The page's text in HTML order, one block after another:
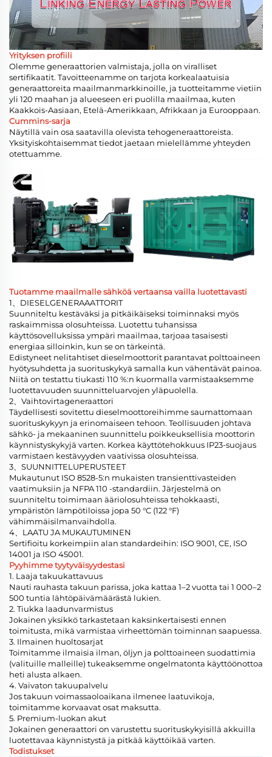
Yrityksen profiili
Olemme generaattorien valmistaja, jolla on viralliset
sertifikaatit. Tavoitteenamme on tarjota korkealaatuisia
generaattoreita maailmanmarkkinoille, ja tuotteitamme vietiin
yli 120 maahan ja alueeseen eri puolilla maailmaa, kuten
Kaakkois-Aasiaan, Etelä-Amerikkaan, Afrikkaan ja Eurooppaan.
Cummins-sarja
Näytillä vain osa saatavilla olevista tehogeneraattoreista.
Yksityiskohtaisemmat tiedot jaetaan mielellämme yhteyden
otettuamme.
Tuotamme maailmalle sähköä vertaansa vailla luotettavasti
1、DIESELGENERAAATTORIT
Suunniteltu kestäväksi ja pitkäikäiseksi toiminnaksi myös
raskaimmissa olosuhteissa. Luotettu tuhansissa
käyttösovelluksissa ympäri maailmaa, tarjoaa tasaisesti
energiaa silloinkin, kun se on tärkeintä.
Edistyneet nelitahtiset dieselmoottorit parantavat polttoaineen
hyötysuhdetta ja suorituskykyä samalla kun vähentävät painoa.
Niitä on testattu tiukasti 110 %:n kuormalla varmistaaksemme
luotettavuuden suunnitteluarvojen yläpuolella.
2、Vaihtovirtageneraattori
Täydellisesti sovitettu dieselmoottoreihimme saumattomaan
suorituskykyyn ja erinomaiseen tehoon. Teollisuuden johtava
sähkö- ja mekaaninen suunnittelu poikkeuksellisia moottorin
käynnistyskykyjä varten. Korkea käyttötehokkuus IP23-suojaus
varmistaen kestävyyden vaativissa olosuhteissa.
3、SUUNNITTELUPERUSTEET
Mukautunut ISO 8528-5:n mukaisten transienttivasteiden
vaatimuksiin ja NFPA 110 -standardiin. Järjestelmä on
suunniteltu toimimaan ääriolosuhteissa tehokkaasti,
ympäristön lämpötiloissa jopa 50 °C (122 °F)
vähimmäisilmanvaihdolla.
4、LAATU JA MUKAUTUMINEN
Sertifioitu korkeimpiin alan standardeihin: ISO 9001, CE, ISO
14001 ja ISO 45001.
Pyyhimme tyytyväisyydestasi
1. Laaja takuukattavuus
Nauti rauhasta takuun parissa, joka kattaa 1–2 vuotta tai 1 000–2
500 tuntia lähtöpäivämäärästä lukien.
2. Tiukka laadunvarmistus
Jokainen yksikkö tarkastetaan kaksinkertaisesti ennen
toimitusta, mikä varmistaa virheettömän toiminnan saapuessa.
3. Ilmainen huoltosarjat
Toimitamme ilmaisia ilman, öljyn ja polttoaineen suodattimia
(valituille malleille) tukeaksemme ongelmatonta käyttöönottoa
heti alusta alkaen.
4. Vaivaton takuupalvelu
Jos takuun voimassaoloaikana ilmenee laatuvikoja,
toimitamme korvaavat osat maksutta.
5. Premium-luokan akut
Jokainen generaattori on varustettu suorituskykyisillä akkuilla
luotettavaa käynnistystä ja pitkää käyttöikää varten.
Todistukset